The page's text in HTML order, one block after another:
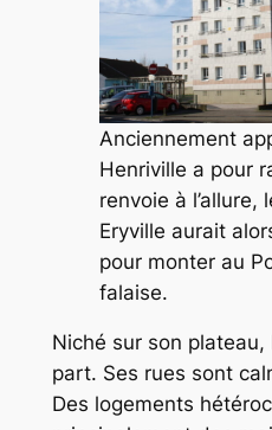
Anciennement
Henriville a pour
renvoie à l’allure,
Eryville aurait
pour monter au
falaise.
Niché sur son
part. Ses rues sont
Des logements